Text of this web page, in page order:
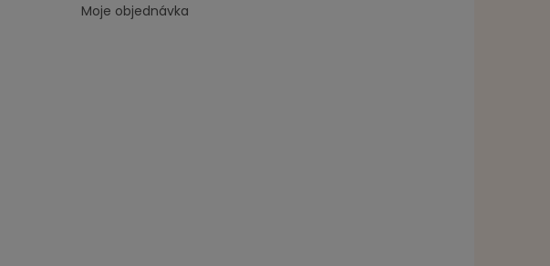
Moje objednávka